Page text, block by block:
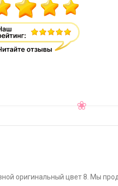
оригинальный цвет 8. Мы